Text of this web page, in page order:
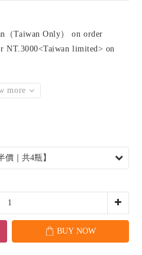
（Taiwan Only） on order
NT.3000<Taiwan limited> on
more
BUY NOW